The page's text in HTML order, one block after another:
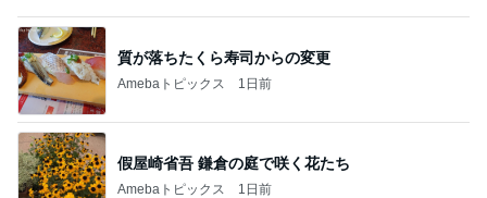
質が落ちたくら寿司からの変更
Amebaトピックス 1日前
假屋崎省吾 鎌倉の庭で咲く花たち
Amebaトピックス 1日前